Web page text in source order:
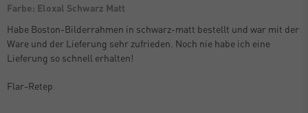
Farbe: Eloxal Schwarz Matt
Habe Boston-Bilderrahmen in schwarz-matt bestellt und war mit der
Ware und der Lieferung sehr zufrieden. Noch nie habe ich eine
Lieferung so schnell erhalten!
Flar-Retep